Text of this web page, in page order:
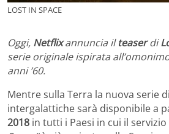
LOST IN SPACE
Oggi, Netflixannuncia ilteaserdi
serie originale ispirata
anni ’60.
Mentre sulla Terra la nuova serie
intergalattiche sarà disponibile a
2018 in tutti i Paesi in cui il